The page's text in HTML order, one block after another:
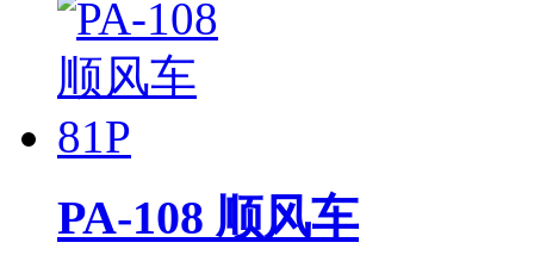
PA-108 顺风车